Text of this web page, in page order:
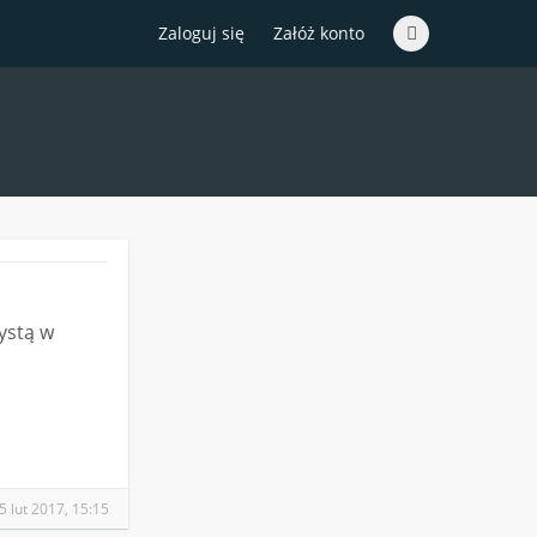
Zaloguj się Załóż konto
w
lut 2017, 15:15